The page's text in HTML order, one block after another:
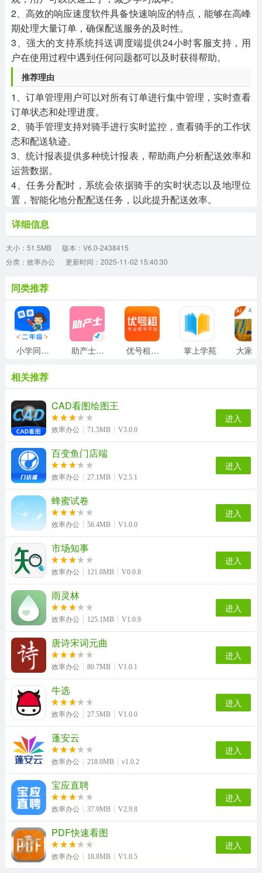
2、高效的响应速度软件具备快速响应的特点，能够在高峰
期处理大量订单，确保配送服务的及时性。
3、强大的支持系统抖送调度端提供24小时客服支持，用
户在使用过程中遇到任何问题都可以及时获得帮助。
推荐理由
1、订单管理用户可以对所有订单进行集中管理，实时查看
订单状态和处理进度。
2、骑手管理支持对骑手进行实时监控，查看骑手的工作状
态和配送轨迹。
3、统计报表提供多种统计报表，帮助商户分析配送效率和
运营数据。
4、任务分配时，系统会依据骑手的实时状态以及地理位
置，智能化地分配配送任务，以此提升配送效率。
详细信息
大小：51.5MB
版本：V6.0-2438415
分类：效率办公
更新时间：2025-11-02 15:40:30
同类推荐
小学同步二年级 助产士考试聚题库 优号租安装 掌上学苑
相关推荐
CAD看图绘图王
效率办公 71.5MB V3.0.0
进入
百变鱼门店端
效率办公 27.1MB V2.5.1
进入
蜂蜜试卷
效率办公 56.4MB V1.0.0
进入
市场知事
效率办公 121.0MB V0.0.8
进入
雨灵林
效率办公 125.1MB V1.0.9
进入
唐诗宋词元曲
效率办公 80.7MB V1.0.1
进入
牛选
效率办公 27.5MB V1.0.0
进入
蓬安云
效率办公 218.0MB v1.0.2
进入
宝应直聘
效率办公 37.9MB V2.9.8
进入
PDF快速看图
效率办公 18.8MB V1.0.5
进入